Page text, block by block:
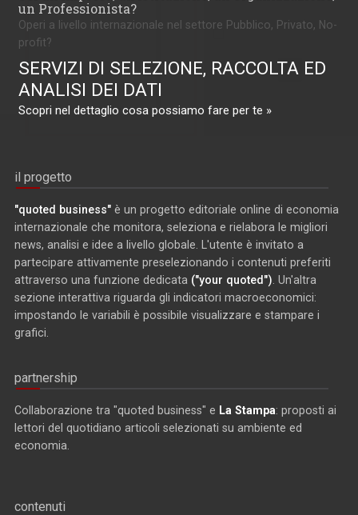
un Professionista?
Operi a livello internazionale nel settore Pubblico, Privato, No-
profit?
SERVIZI DI SELEZIONE, RACCOLTA ED
ANALISI DEI DATI
Scopri nel dettaglio cosa possiamo fare per te »
il progetto
"quoted business" è un progetto editoriale online di economia
internazionale che monitora, seleziona e rielabora le migliori
news, analisi e idee a livello globale. L'utente è invitato a
partecipare attivamente preselezionando i contenuti preferiti
attraverso una funzione dedicata ("your quoted") . Un'altra
sezione interattiva riguarda gli indicatori macroeconomici:
impostando le variabili è possibile visualizzare e stampare i
grafici.
partnership
Collaborazione tra "quoted business" e La Stampa: proposti ai
lettori del quotidiano articoli selezionati su ambiente ed
economia.
contenuti